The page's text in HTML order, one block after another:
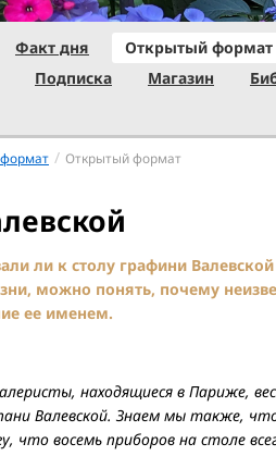
Факт дня
Открытый формат
Подписка Магазин
/ Открытый формат
ли к столу графини
можно понять, почему
ее именем.
находящиеся в Париже,
Валевской. Знаем мы также,
что восемь приборов на столе